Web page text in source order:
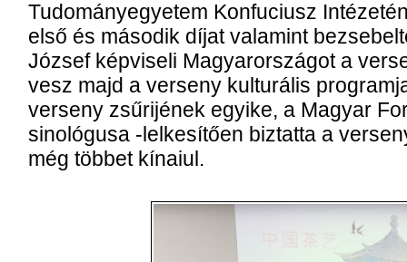
Tudományegyetem Konfuciusz
első és második díjat valamint
József képviseli Magyarországot a
vesz majd a verseny kulturális
verseny zsűrijének egyike, a Magyar
sinológusa -lelkesítően biztatta a
még többet kínaiul.